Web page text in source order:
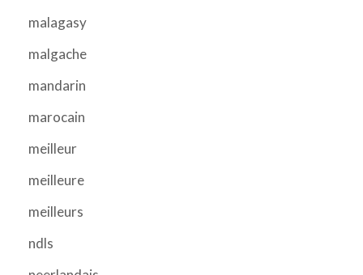
malagasy
malgache
mandarin
marocain
meilleur
meilleure
meilleurs
ndls